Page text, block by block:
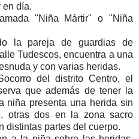
en día.
"Niña Mártir" o "Niña
la pareja de guardias de
Tudescos, encuentra a una
y con varias heridas.
del distrito Centro, el
que además de tener la
niña presenta una herida sin
otras dos en la zona sacro
distintas partes del cuerpo.